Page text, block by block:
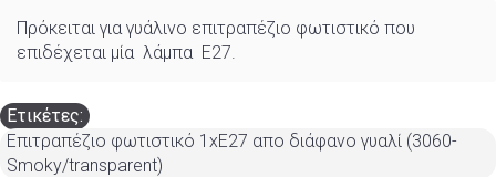
Πρόκειται για γυάλινο επιτραπέζιο φωτιστικό που
επιδέχεται μία λάμπα Ε27.
Ετικέτες:
Επιτραπέζιο φωτιστικό 1xE27 απο διάφανο γυαλί (3060-
Smoky/transparent)